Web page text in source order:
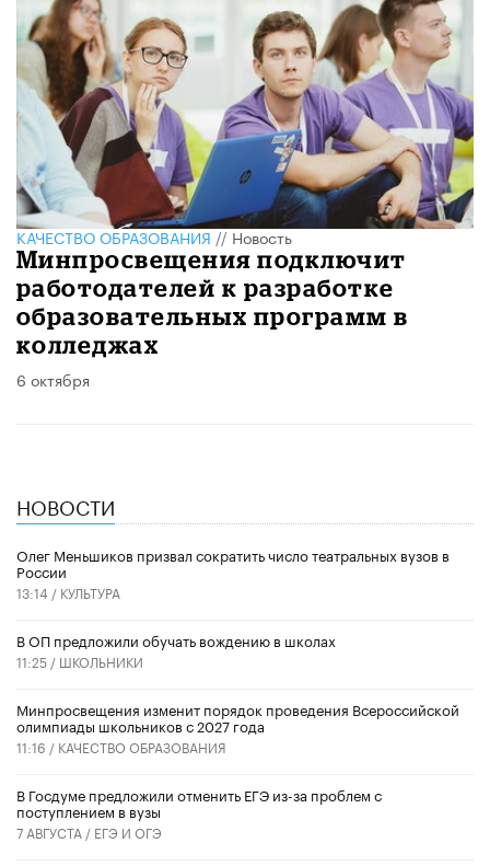
КАЧЕСТВО ОБРАЗОВАНИЯ//Новость
Минпросвещения подключит
работодателей к разработке
образовательных программ в
колледжах
6 октября
НОВОСТИ
Олег Меньшиков призвал сократить число театральных вузов в
России
13:14 / КУЛЬТУРА
В ОП предложили обучать вождению в школах
11:25 / ШКОЛЬНИКИ
Минпросвещения изменит порядок проведения Всероссийской
олимпиады школьников с 2027 года
11:16 / КАЧЕСТВО ОБРАЗОВАНИЯ
В Госдуме предложили отменить ЕГЭ из-за проблем с
поступлением в вузы
7 АВГУСТА / ЕГЭ И ОГЭ